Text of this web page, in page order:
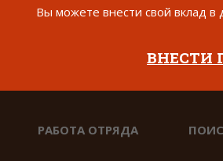
Вы можете внести свой вклад в
ВНЕСТИ
РАБОТА ОТРЯДА